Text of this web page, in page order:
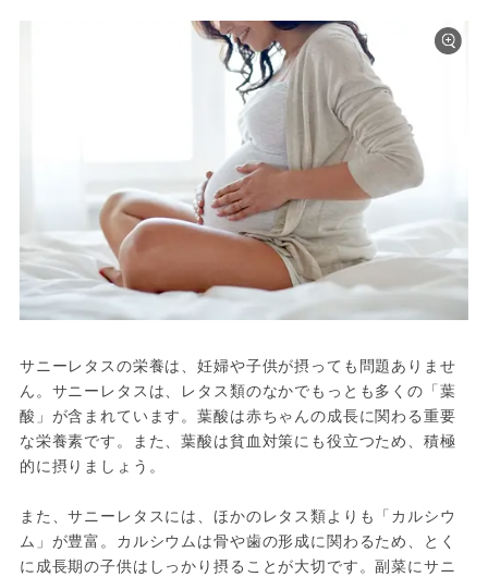
サニーレタスの栄養は、妊婦や子供が摂っても問題ありませ
ん。サニーレタスは、レタス類のなかでもっとも多くの「葉
酸」が含まれています。葉酸は赤ちゃんの成長に関わる重要
な栄養素です。また、葉酸は貧血対策にも役立つため、積極
的に摂りましょう。
また、サニーレタスには、ほかのレタス類よりも「カルシウ
ム」が豊富。カルシウムは骨や歯の形成に関わるため、とく
に成長期の子供はしっかり摂ることが大切です。副菜にサニ